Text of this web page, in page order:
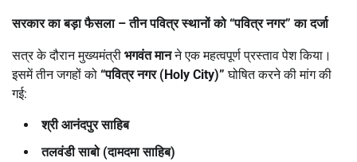
सरकार का बड़ा फैसला –तीन पवित्र स्थानों को“पवित्र नगर”का दर्जा
सत्र के दौरान मुख्यमंत्री भगवंत मानने एक महत्वपूर्ण प्रस्ताव पेश किया।
इसमें तीन जगहों को “पवित्र नगर (Holy City)” घोषित करने की मांग की
गई:
श्री आनंदपुर साहिब
तलवंडी साबो (दामदमा साहिब)